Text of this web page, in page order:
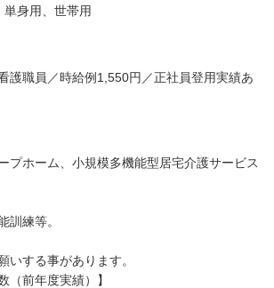
身用、世帯用
護職員／時給例1,550円／正社員登用実績あ
プホーム、小規模多機能型居宅介護サービス
訓練等。
する事があります。
（前年度実績）】